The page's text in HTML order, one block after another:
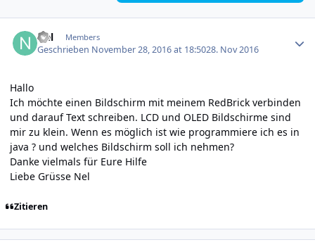
Nel Members
Geschrieben November 28, 2016 at 18:5028. Nov 2016
Hallo
Ich möchte einen Bildschirm mit meinem RedBrick verbinden
und darauf Text schreiben. LCD und OLED Bildschirme sind
mir zu klein. Wenn es möglich ist wie programmiere ich es in
java ? und welches Bildschirm soll ich nehmen?
Danke vielmals für Eure Hilfe
Liebe Grüsse Nel
Zitieren